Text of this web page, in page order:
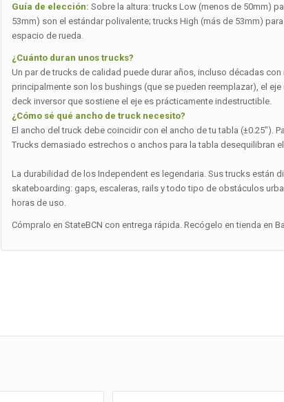
Guía de elección: Sobre la altura: trucks Low (menos de 50mm)
53mm) son el estándar polivalente; trucks High (más de 53mm)
espacio de rueda.
¿Cuánto duran unos trucks?
Un par de trucks de calidad puede durar años, incluso décadas
principalmente son los bushings (que se pueden reemplazar), el
deck inversor que sostiene el eje es prácticamente indestructible.
¿Cómo sé qué ancho de truck necesito?
El ancho del truck debe coincidir con el ancho de tu tabla (±0.25″).
Trucks demasiado estrechos o anchos para la tabla desequilibran
La durabilidad de los Independent es legendaria. Sus trucks están
skateboarding: gaps, escaleras, rails y todo tipo de obstáculos
horas de uso.
Cómpralo en StateBCN con entrega rápida. Recógelo en tienda en